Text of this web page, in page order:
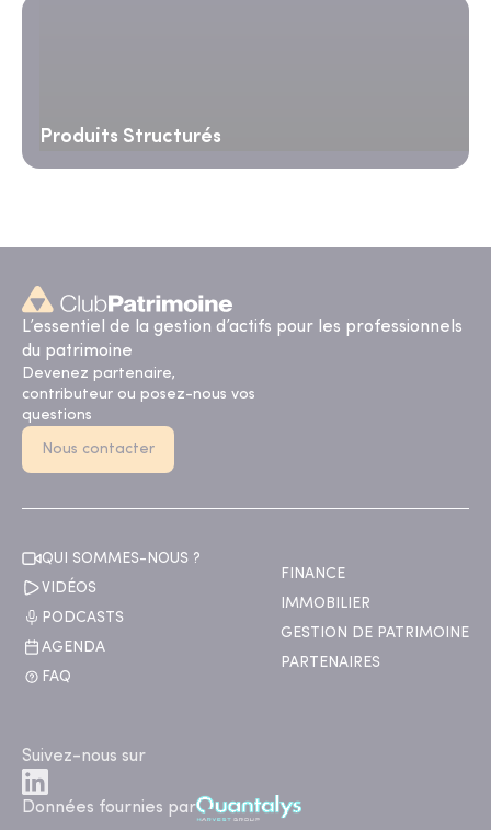
Produits Structurés
L’essentiel de la gestion d’actifs pour les professionnels
du patrimoine
Devenez partenaire,
contributeur ou posez-nous vos
questions
Nous contacter
QUI SOMMES-NOUS ?
VIDÉOS
PODCASTS
AGENDA
FAQ
FINANCE
IMMOBILIER
GESTION DE PATRIMOINE
PARTENAIRES
Suivez-nous sur
Données fournies par